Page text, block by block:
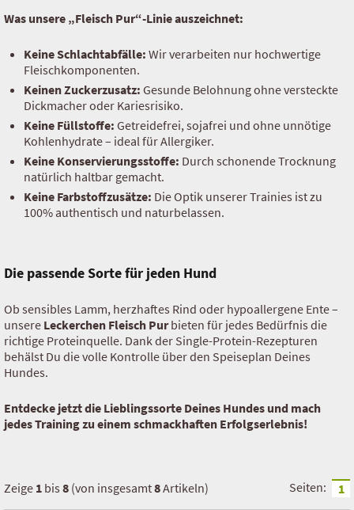
Lamm
Ente
Wild
Kaninchen
Ziege
Insekten
Leckerchen Fleisch Pur
Diät Trocken Barf
Hühnchen
Pferd
Was unsere „Fleisch Pur“-Linie auszeichnet:
Keine Schlachtabfälle: Wir verarbeiten nur hochwertige
Fleischkomponenten.
Keinen Zuckerzusatz: Gesunde Belohnung ohne versteckte
Dickmacher oder Kariesrisiko.
Keine Füllstoffe: Getreidefrei, sojafrei und ohne unnötige
Kohlenhydrate – ideal für Allergiker.
Keine Konservierungsstoffe: Durch schonende Trocknung
natürlich haltbar gemacht.
Keine Farbstoffzusätze: Die Optik unserer Trainies ist zu
100% authentisch und naturbelassen.
Die passende Sorte für jeden Hund
Ob sensibles Lamm, herzhaftes Rind oder hypoallergene Ente –
unsere Leckerchen Fleisch Purbieten für jedes Bedürfnis die
richtige Proteinquelle. Dank der Single-Protein-Rezepturen
behälst Du die volle Kontrolle über den Speiseplan Deines
Hundes.
Entdecke jetzt die Lieblingssorte Deines Hundes und mach
jedes Training zu einem schmackhaften Erfolgserlebnis!
Zeige 1 bis 8 (von insgesamt8Artikeln) Seiten: 1